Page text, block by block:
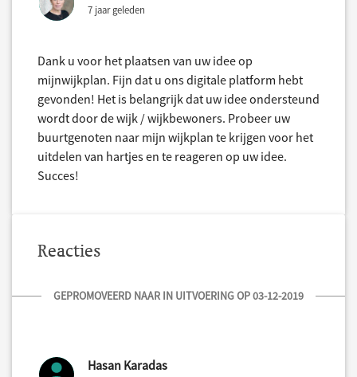
7 jaar geleden
Dank u voor het plaatsen van uw idee op
mijnwijkplan. Fijn dat u ons digitale platform hebt
gevonden! Het is belangrijk dat uw idee ondersteund
wordt door de wijk / wijkbewoners. Probeer uw
buurtgenoten naar mijn wijkplan te krijgen voor het
uitdelen van hartjes en te reageren op uw idee.
Succes!
Reacties
GEPROMOVEERD NAAR IN UITVOERING OP 03-12-2019
Hasan Karadas